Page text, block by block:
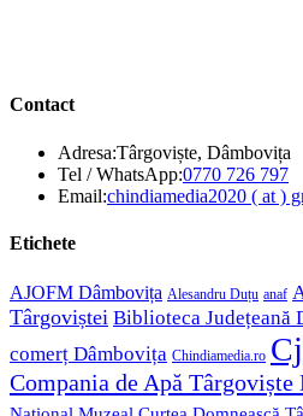
Contact
Adresa:Târgoviște, Dâmbovița
Tel / WhatsApp:0770 726 797
in
Email:chindiamedia2020 ( at )
Etichete
AJOFM Dâmbovița Alesandru Duțu anaf
Târgoviștei Biblioteca Județeană
comerț Dâmbovița Chindiamedia.ro
Compania de Apă Târgoviște